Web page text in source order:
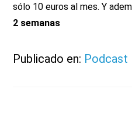
sólo 10 euros al mes. Y
2 semanas
Publicado en: Podcast